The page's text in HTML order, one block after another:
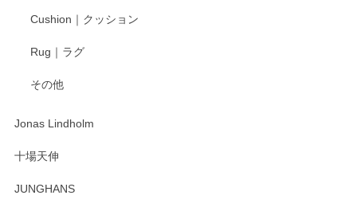
Cushion｜クッション
Rug｜ラグ
その他
Jonas Lindholm
十場天伸
JUNGHANS